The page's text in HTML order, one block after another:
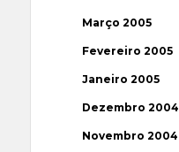
Março 2005
Fevereiro 2005
Janeiro 2005
Dezembro 2004
Novembro 2004